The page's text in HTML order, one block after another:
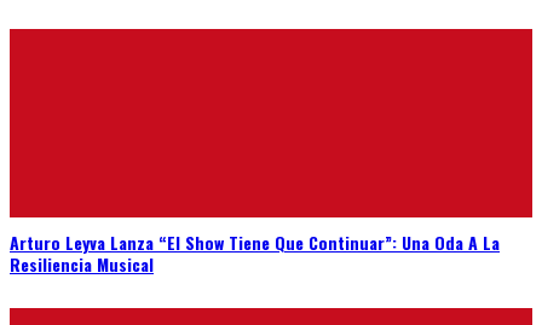
Arturo Leyva Lanza “El Show Tiene Que Continuar”: Una Oda A La
Resiliencia Musical